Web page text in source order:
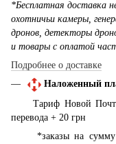
*Бесплатная доставка
охотничьи камеры,
дронов, детекторы
и товары с оплатой
Подробнее о доставке
Наложенный
Тариф Новой Почты
перевода + 20 грн
*заказы на сумму